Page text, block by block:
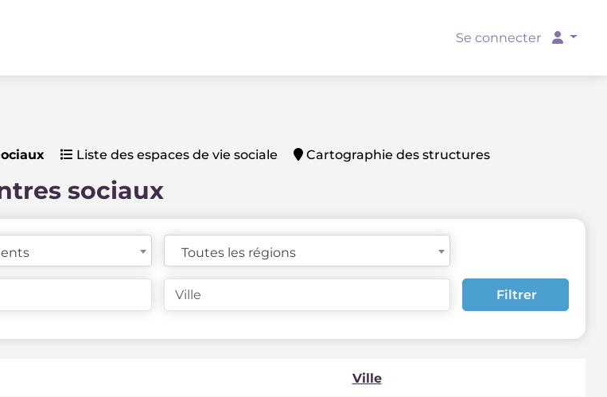
Se connecter
Liste des espaces de vie sociale Cartographie des structures
sociaux
Toutes les régions
Ville